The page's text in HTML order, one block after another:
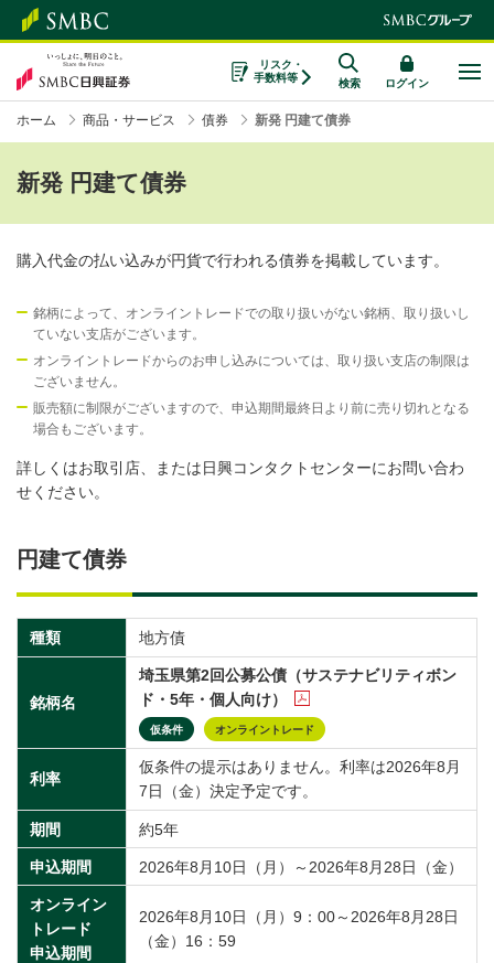
リスク・
手数料等
検索 ログイン
ホーム 商品・サービス 債券 新発 円建て債券
新発 円建て債券
購入代金の払い込みが円貨で行われる債券を掲載しています。
銘柄によって、オンライントレードでの取り扱いがない銘柄、取り扱いし
ていない支店がございます。
オンライントレードからのお申し込みについては、取り扱い支店の制限は
ございません。
販売額に制限がございますので、申込期間最終日より前に売り切れとなる
場合もございます。
詳しくはお取引店、または日興コンタクトセンターにお問い合わ
せください。
円建て債券
種類 地方債
銘柄名
埼玉県第2回公募公債（サステナビリティボン
ド・5年・個人向け）
仮条件 オンライントレード
利率
仮条件の提示はありません。利率は2026年8月
7日（金）決定予定です。
期間 約5年
申込期間 2026年8月10日（月）～2026年8月28日（金）
オンライン
トレード
申込期間
2026年8月10日（月）9：00～2026年8月28日
（金）16：59